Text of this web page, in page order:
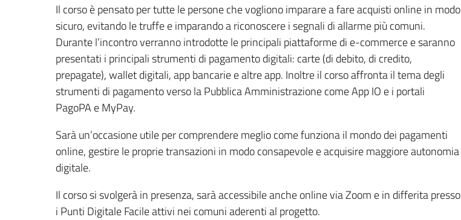
Il corso è pensato per tutte le persone che vogliono imparare a fare acquisti online in modo
sicuro, evitando le truffe e imparando a riconoscere i segnali di allarme più comuni.
Durante l’incontro verranno introdotte le principali piattaforme di e-commerce e saranno
presentati i principali strumenti di pagamento digitali: carte (di debito, di credito,
prepagate), wallet digitali, app bancarie e altre app. Inoltre il corso affronta il tema degli
strumenti di pagamento verso la Pubblica Amministrazione come App IO e i portali
PagoPA e MyPay.
Sarà un’occasione utile per comprendere meglio come funziona il mondo dei pagamenti
online, gestire le proprie transazioni in modo consapevole e acquisire maggiore autonomia
digitale.
Il corso si svolgerà in presenza, sarà accessibile anche online via Zoom e in differita presso
i Punti Digitale Facile attivi nei comuni aderenti al progetto.